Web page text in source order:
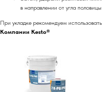
в направлении от угла
При укладке рекомендуем
Компании Kesto®